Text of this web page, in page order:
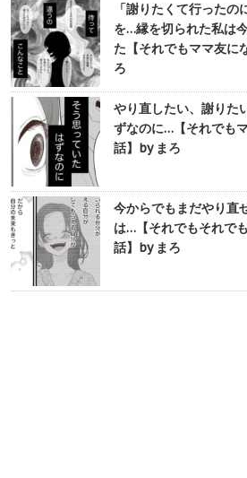
「謝りたくて行った
を…縁を切られた私は
た【それでもママ友に
ろ
やり直したい、謝りた
ずなのに…【それでも
話】by まろ
今からでもまだやり直
は…【それでもそれで
話】by まろ